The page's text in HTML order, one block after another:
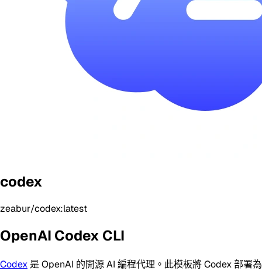
codex
zeabur/codex:latest
OpenAI Codex CLI
Codex 是 OpenAI 的開源 AI 編程代理。此模板將 Codex 部署為